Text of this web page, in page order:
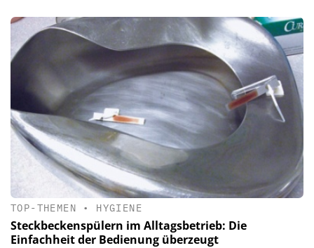
TOP-THEMEN • HYGIENE
Steckbeckenspülern im Alltagsbetrieb: Die
Einfachheit der Bedienung überzeugt